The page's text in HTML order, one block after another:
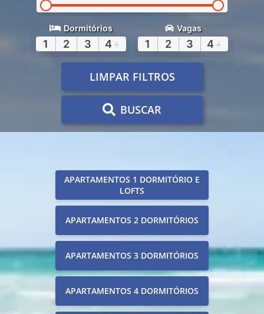
Dormitórios
1 2 3 4 +
Vagas
1 2 3 4 +
LIMPAR FILTROS
BUSCAR
APARTAMENTOS 1 DORMITÓRIO E
LOFTS
APARTAMENTOS 2 DORMITÓRIOS
APARTAMENTOS 3 DORMITÓRIOS
APARTAMENTOS 4 DORMITÓRIOS